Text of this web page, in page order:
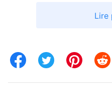
conséquences se
compris la vérité, nous
capables de percer le
Lire